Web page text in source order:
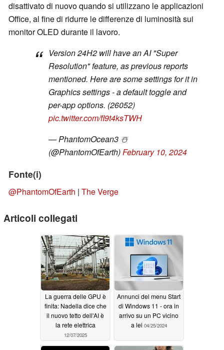
disattivato di nuovo quando si utilizzano le applicazioni
Office, al fine di ridurre le differenze di luminosità sui
monitor OLED durante il lavoro.
Version 24H2 will have an AI "Super
Resolution" feature, as previous reports
mentioned. Here are some settings for it in
Graphics settings - a default toggle and
per-app options. (26052)
pic.twitter.com/fI9t4ksTWH
— PhantomOcean3 ☃️
(@PhantomOfEarth)February 10, 2024
Fonte(i)
@PhantomOfEarth | The Verge
Articoli collegati
La guerra delle GPU è
finita: Nadella dice che
il nuovo tetto dell'AI è
la rete elettrica
12/07/2025
Annunci del menu Start
di Windows 11 - ora in
arrivo su un PC vicino
a lei 04/25/2024